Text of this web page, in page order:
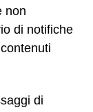
non
di notifiche
di